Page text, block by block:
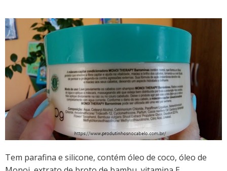
Tem parafina e silicone, contém óleo de coco, óleo de